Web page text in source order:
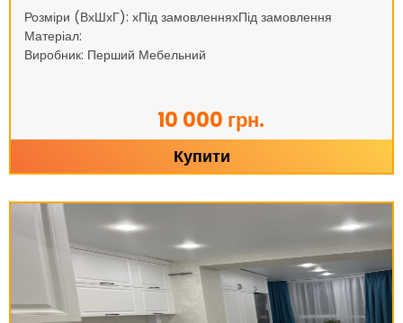
Розміри (ВхШхГ): хПід замовленняхПід замовлення
Матеріал:
Виробник: Перший Мебельний
10 000 грн.
Купити